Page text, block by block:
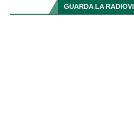
GUARDA LA